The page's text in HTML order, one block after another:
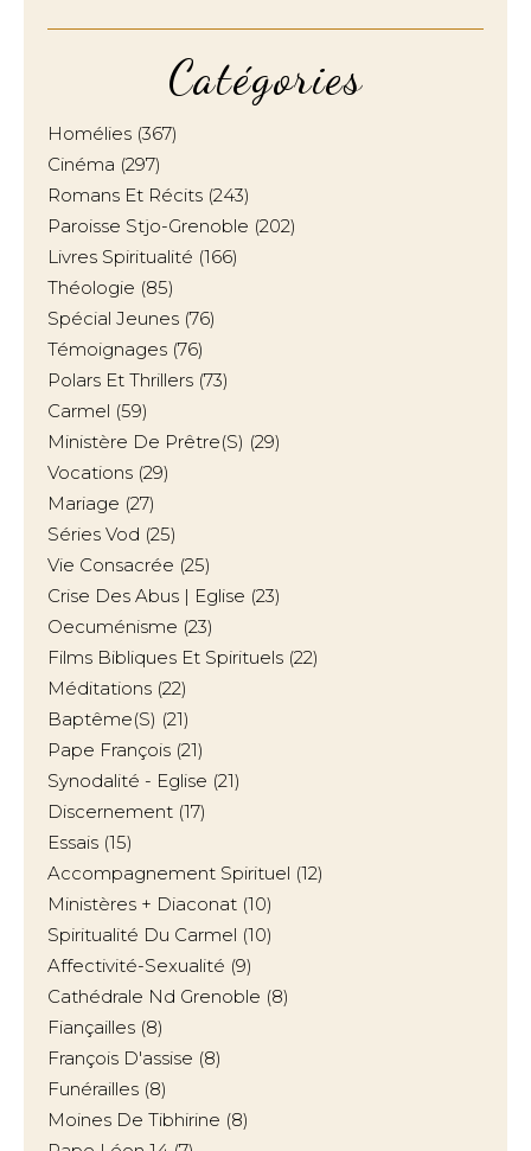
Catégories
Homélies (367)
Cinéma (297)
Romans Et Récits (243)
Paroisse Stjo-Grenoble (202)
Livres Spiritualité (166)
Théologie (85)
Spécial Jeunes (76)
Témoignages (76)
Polars Et Thrillers (73)
Carmel (59)
Ministère De Prêtre(s) (29)
Vocations (29)
Mariage (27)
Séries Vod (25)
Vie Consacrée (25)
Crise Des Abus | Eglise (23)
Oecuménisme (23)
Films Bibliques Et Spirituels (22)
Méditations (22)
Baptême(s) (21)
Pape François (21)
Synodalité - Eglise (21)
Discernement (17)
Essais (15)
Accompagnement Spirituel (12)
Ministères + Diaconat (10)
Spiritualité Du Carmel (10)
Affectivité-Sexualité (9)
Cathédrale Nd Grenoble (8)
Fiançailles (8)
François D'assise (8)
Funérailles (8)
Moines De Tibhirine (8)